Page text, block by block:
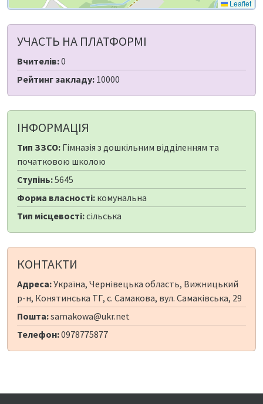
Leaflet
УЧАСТЬ НА ПЛАТФОРМІ
Вчителів:0
Рейтинг закладу: 10000
ІНФОРМАЦІЯ
Тип ЗЗСО: Гімназія з дошкільним відділенням та
початковою школою
Ступінь:5645
Форма власності: комунальна
Тип місцевості:сільська
КОНТАКТИ
Адреса:Україна, Чернівецька область, Вижницький
р-н, Конятинська ТГ, с. Самакова, вул. Самаківська, 29
Пошта:samakowa@ukr.net
Телефон:0978775877